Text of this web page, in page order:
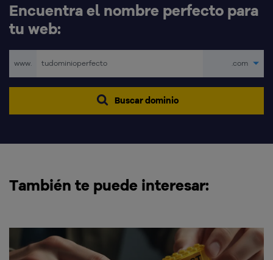
Encuentra el nombre perfecto para
tu web:
www. .com
Buscar dominio
También te puede interesar: